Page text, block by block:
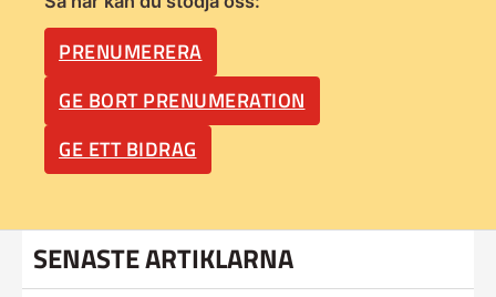
PRENUMERERA
GE BORT PRENUMERATION
GE ETT BIDRAG
SENASTE ARTIKLARNA